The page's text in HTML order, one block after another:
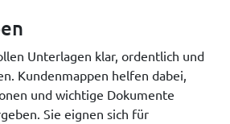
Unterlagen klar, ordentlich und
Kundenmappen helfen dabei,
und wichtige Dokumente
Sie eignen sich für